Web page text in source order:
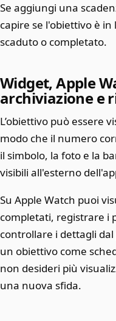
Se aggiungi una
capire se l'obiettivo è
scaduto o completato.
Widget, Apple
archiviazione e
L’obiettivo può essere
modo che il numero
il simbolo, la foto e la
visibili all'esterno
Su Apple Watch puoi
completati, registrare i
controllare i dettagli
un obiettivo come
non desideri più
una nuova sfida.